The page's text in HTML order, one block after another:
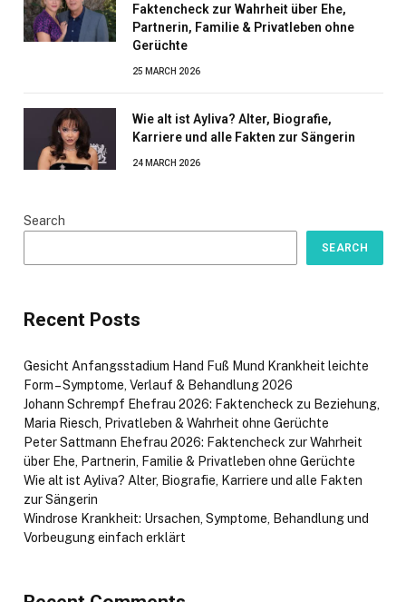
Faktencheck zur Wahrheit über Ehe,
Partnerin, Familie & Privatleben ohne
Gerüchte
25 MARCH 2026
Wie alt ist Ayliva? Alter, Biografie,
Karriere und alle Fakten zur Sängerin
24 MARCH 2026
Search
SEARCH
Recent Posts
Gesicht Anfangsstadium Hand Fuß Mund Krankheit leichte
Form – Symptome, Verlauf & Behandlung 2026
Johann Schrempf Ehefrau 2026: Faktencheck zu Beziehung,
Maria Riesch, Privatleben & Wahrheit ohne Gerüchte
Peter Sattmann Ehefrau 2026: Faktencheck zur Wahrheit
über Ehe, Partnerin, Familie & Privatleben ohne Gerüchte
Wie alt ist Ayliva? Alter, Biografie, Karriere und alle Fakten
zur Sängerin
Windrose Krankheit: Ursachen, Symptome, Behandlung und
Vorbeugung einfach erklärt